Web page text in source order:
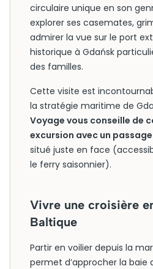
circulaire unique en son
explorer ses casemates,
admirer la vue sur le port
historique à Gdańsk
des familles.
Cette visite est
la stratégie maritime de
Voyage vous conseille de
excursion avec un
situé juste en face
le ferry saisonnier).
Vivre une croisière
Baltique
Partir en voilier depuis la
permet d’approcher la